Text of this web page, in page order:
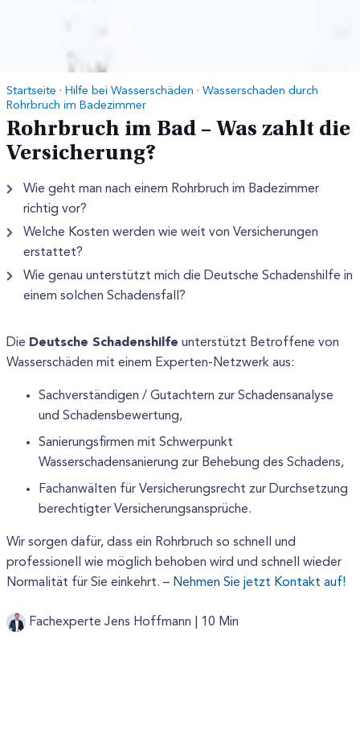
Startseite · Hilfe bei Wasserschäden · Wasserschaden durch
Rohrbruch im Badezimmer
Rohrbruch im Bad – Was zahlt die
Versicherung?
Wie geht man nach einem Rohrbruch im Badezimmer
richtig vor?
Welche Kosten werden wie weit von Versicherungen
erstattet?
Wie genau unterstützt mich die Deutsche Schadenshilfe in
einem solchen Schadensfall?
Die Deutsche Schadenshilfe unterstützt Betroffene von
Wasserschäden mit einem Experten-Netzwerk aus:
Sachverständigen / Gutachtern zur Schadensanalyse
und Schadensbewertung,
Sanierungsfirmen mit Schwerpunkt
Wasserschadensanierung zur Behebung des Schadens,
Fachanwälten für Versicherungsrecht zur Durchsetzung
berechtigter Versicherungsansprüche.
Wir sorgen dafür, dass ein Rohrbruch so schnell und
professionell wie möglich behoben wird und schnell wieder
Normalität für Sie einkehrt. – Nehmen Sie jetzt Kontakt auf!
Fachexperte Jens Hoffmann | 10 Min